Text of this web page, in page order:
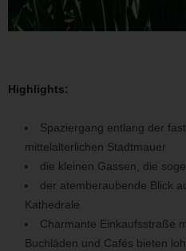
Highlights:
Spaziergang entlang der
mittelalterlichen Stadtmauer
die kleinen Gassen, die
der atemberaubende Blick
Kathedrale
Charmante Einkaufsstraße
Buchläden und Cafés bieten